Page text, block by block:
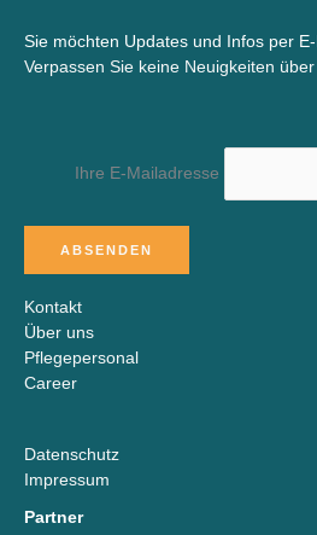
Sie möchten Updates und Infos per
Verpassen Sie keine Neuigkeiten
Ihre E-Mailadresse
Kontakt
Über uns
Pflegepersonal
Career
Datenschutz
Impressum
Partner